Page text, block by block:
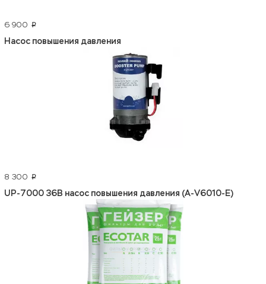
6 900 p
Насос повышения давления
8 300 p
UP-7000 36В насос повышения давления (A-V6010-E)